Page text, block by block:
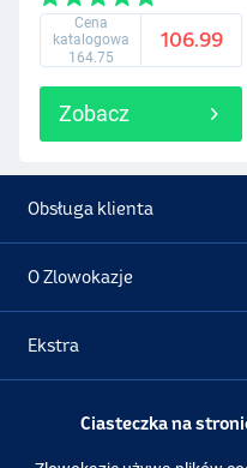
Cena
katalogowa
164.75
106.99
Zobacz
Obsługa klienta
O Zlowokazje
Ekstra
PromocjeCiasteczka na